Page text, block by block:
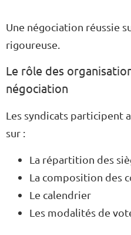
Une négociation réussie
rigoureuse.
Le rôle des
négociation
Les syndicats participent
sur :
La répartition des
La composition des
Le calendrier
Les modalités de